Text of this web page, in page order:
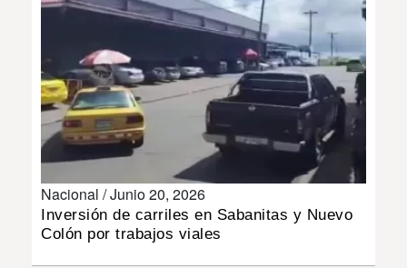
POLÍTICA
SHOW
DEPORTES
Nacional /Junio 20, 2026
Inversión de carriles en Sabanitas y Nuevo
Colón por trabajos viales